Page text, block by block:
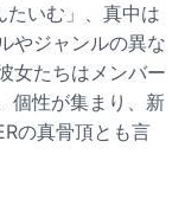
たいむ」、真中は
やジャンルの異な
女たちはメンバー
個性が集まり、新
の真骨頂とも言